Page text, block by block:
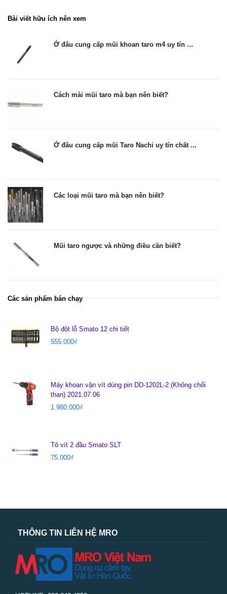
Bài viết hữu ích nên xem
Ở đâu cung cấp mũi khoan taro m4 uy tín ...
Cách mài mũi taro mà bạn nên biết?
Ở đâu cung cấp mũi Taro Nachi uy tín chất ...
Các loại mũi taro mà bạn nên biết?
Mũi taro ngược và những điều cần biết?
Các sản phẩm bán chạy
Bộ đột lỗ Smato 12 chi tiết
555.000₫
Máy khoan vặn vít dùng pin DD-1202L-2 (Không chổi
than) 2021.07.06
1.980.000₫
Tô vít 2 đầu Smato SLT
75.000₫
THÔNG TIN LIÊN HỆ MRO